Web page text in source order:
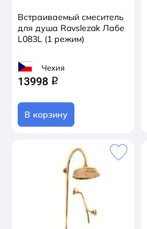
Встраиваемый смеситель
для душа Ravslezak Лабе
L083L (1 режим)
Чехия
13998 q
В корзину